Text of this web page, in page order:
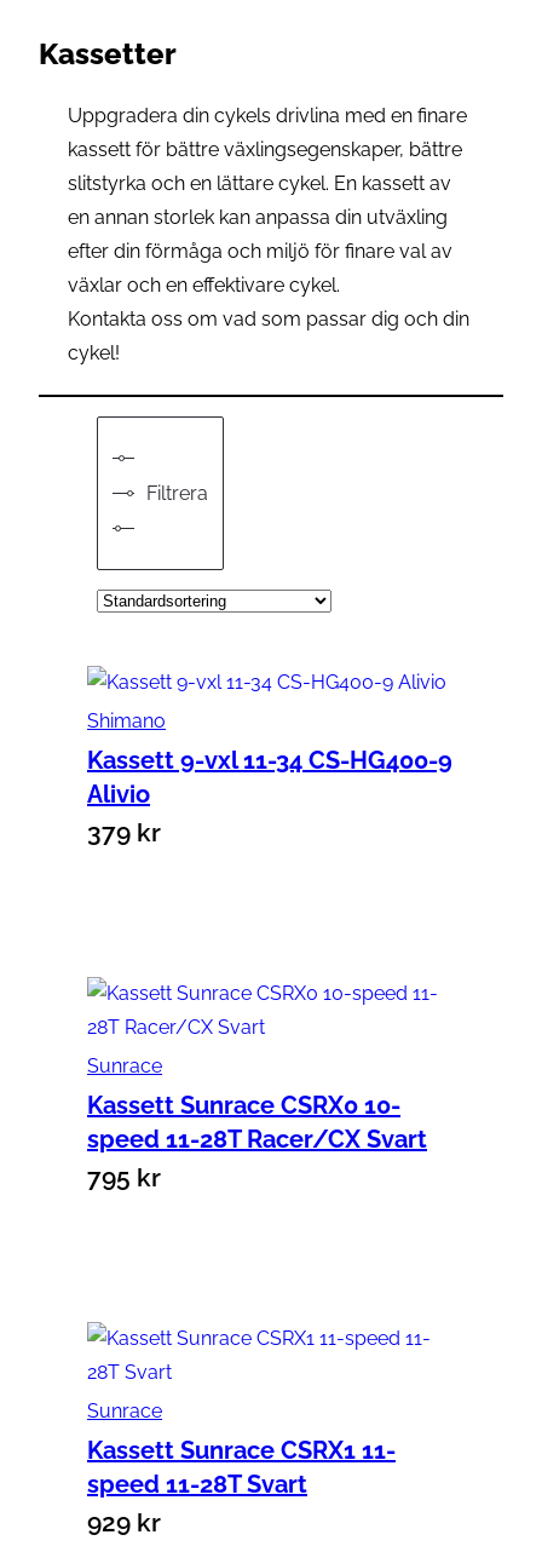
Kassetter
Uppgradera din cykels drivlina med en finare
kassett för bättre växlingsegenskaper, bättre
slitstyrka och en lättare cykel. En kassett av
en annan storlek kan anpassa din utväxling
efter din förmåga och miljö för finare val av
växlar och en effektivare cykel.
Kontakta oss om vad som passar dig och din
cykel!
Filtrera
Shimano
Kassett 9-vxl 11-34 CS-HG400-9
Alivio
379 kr
Sunrace
Kassett Sunrace CSRX0 10-
speed 11-28T Racer/CX Svart
795 kr
Sunrace
Kassett Sunrace CSRX1 11-
speed 11-28T Svart
929 kr